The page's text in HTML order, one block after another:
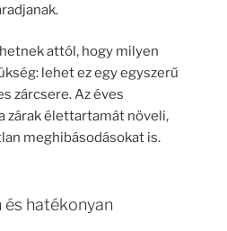
attól, hogy milyen
lehet ez egy egyszerű
zárcsere. Az éves
zárak élettartamát növeli,
meghibásodásokat is.
hatékonyan